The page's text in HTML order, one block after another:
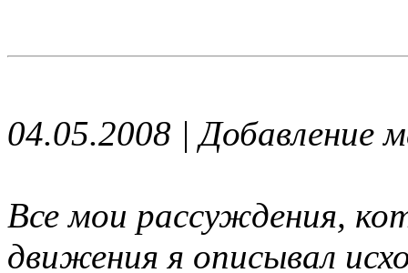
04.05.2008 | Добавление
Все мои рассуждения,
движения я описывал